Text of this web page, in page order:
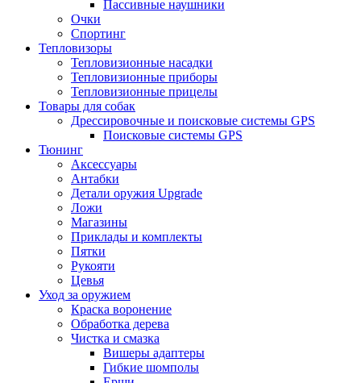
Пассивные наушники
Очки
Спортинг
Тепловизоры
Тепловизионные насадки
Тепловизионные приборы
Тепловизионные прицелы
Товары для собак
Дрессировочные и поисковые системы GPS
Поисковые системы GPS
Тюнинг
Аксессуары
Антабки
Детали оружия Upgrade
Ложи
Магазины
Приклады и комплекты
Пятки
Рукояти
Цевья
Уход за оружием
Краска воронение
Обработка дерева
Чистка и смазка
Вишеры адаптеры
Гибкие шомполы